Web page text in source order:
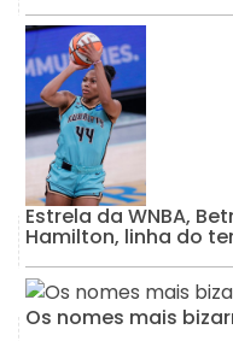
Estrela da WNBA,
Hamilton, linha do
Os nomes mais